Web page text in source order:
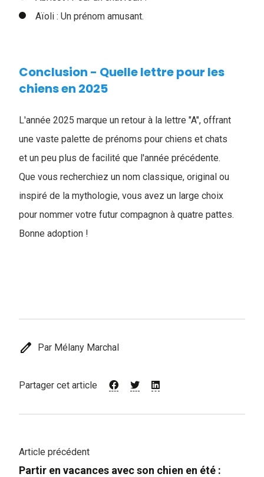
Aïoli : Un prénom amusant.
Conclusion - Quelle lettre pour les
chiens en 2025
L'année 2025 marque un retour à la lettre "A", offrant
une vaste palette de prénoms pour chiens et chats
et un peu plus de facilité que l'année précédente.
Que vous recherchiez un nom classique, original ou
inspiré de la mythologie, vous avez un large choix
pour nommer votre futur compagnon à quatre pattes.
Bonne adoption !
edit Par Mélany Marchal
Partager cet article
Article précédent
Partir en vacances avec son chien en été :